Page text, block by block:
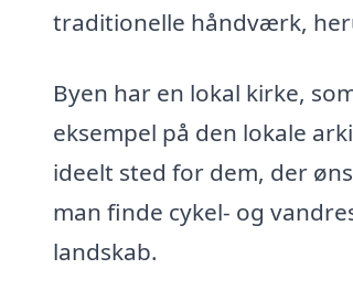
traditionelle håndværk,
Byen har en lokal kirke,
eksempel på den lokale
ideelt sted for dem, der
man finde cykel- og
landskab.